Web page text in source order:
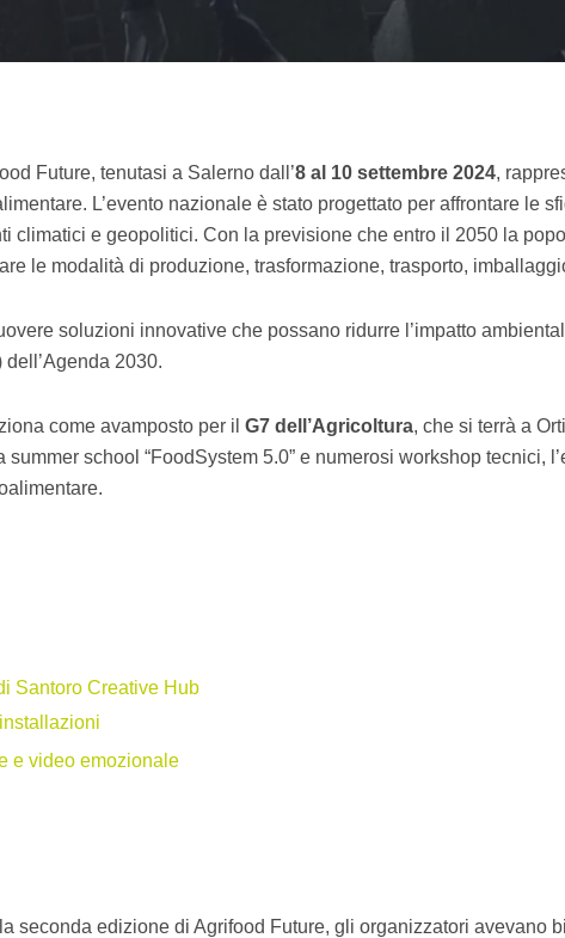
Future, tenutasi a Salerno dall’8 al 10 settembre 2024,
L’evento nazionale è stato progettato per affrontare le
climatici e geopolitici. Con la previsione che entro il 2050 la
le modalità di produzione, trasformazione, trasporto,
soluzioni innovative che possano ridurre l’impatto
2030.
come avamposto per il G7 dell’Agricoltura, che si terrà a
school “FoodSystem 5.0” e numerosi workshop tecnici,
Santoro Creative Hub
e video emozionale
seconda edizione di Agrifood Future, gli organizzatori avevano